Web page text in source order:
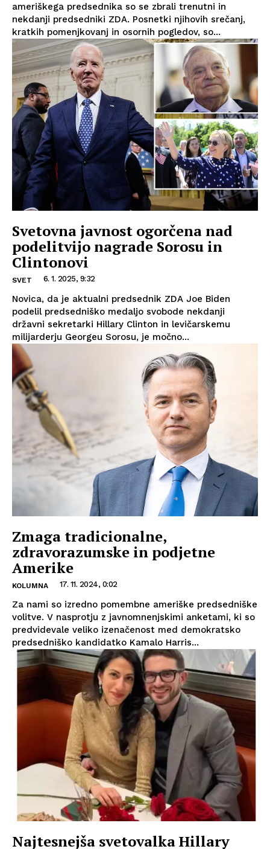
ameriškega predsednika so se zbrali trenutni in
nekdanji predsedniki ZDA. Posnetki njihovih srečanj,
kratkih pomenjkovanj in osornih pogledov, so...
Svetovna javnost ogorčena nad
podelitvijo nagrade Sorosu in
Clintonovi
SVET 6. 1. 2025, 9:32
Novica, da je aktualni predsednik ZDA Joe Biden
podelil predsedniško medaljo svobode nekdanji
državni sekretarki Hillary Clinton in levičarskemu
milijarderju Georgeu Sorosu, je močno...
Zmaga tradicionalne,
zdravorazumske in podjetne
Amerike
KOLUMNA 17. 11. 2024, 0:02
Za nami so izredno pomembne ameriške predsedniške
volitve. V nasprotju z javnomnenjskimi anketami, ki so
predvidevale veliko izenačenost med demokratsko
predsedniško kandidatko Kamalo Harris...
Najtesnejša svetovalka Hillary